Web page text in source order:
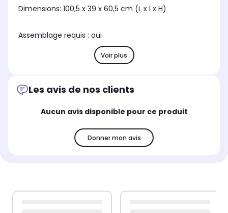
Dimensions: 100,5 x 39 x 60,5 cm (L x l x H)
Assemblage requis : oui
Voir plus
Les avis de nos clients
Aucun avis disponible pour ce produit
Donner mon avis